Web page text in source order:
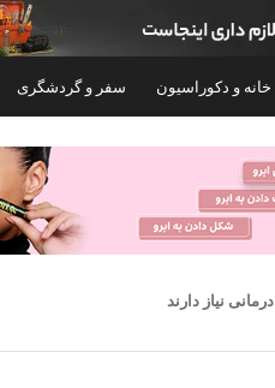
خانه و دکوراسیون سفر و گردشگری